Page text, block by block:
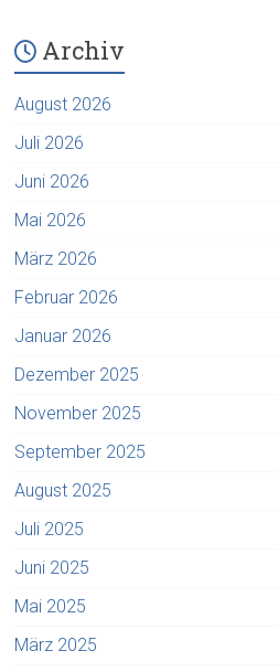
Archiv
August 2026
Juli 2026
Juni 2026
Mai 2026
März 2026
Februar 2026
Januar 2026
Dezember 2025
November 2025
September 2025
August 2025
Juli 2025
Juni 2025
Mai 2025
März 2025